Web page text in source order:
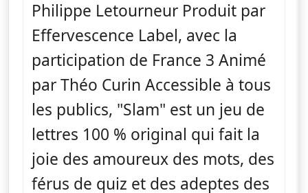
Philippe Letourneur Produit par
Effervescence Label, avec la
participation de France 3 Animé
par Théo Curin Accessible à tous
les publics, "Slam" est un jeu de
lettres 100 % original qui fait la
joie des amoureux des mots, des
férus de quiz et des adeptes des